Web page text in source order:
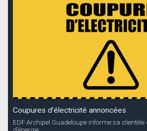
Coupures d’électricité annoncées
EDF Archipel Guadeloupe informe sa